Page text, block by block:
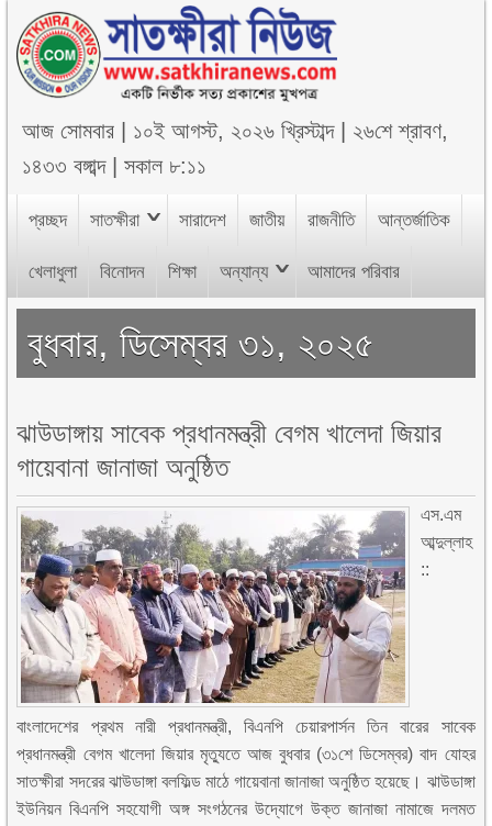
আজসোমবার ১০ই আগস্ট, ২০২৬ খ্রিস্টাব্দ| ২৬শে শ্রাবণ,
১৪৩৩ বঙ্গাব্দ|সকাল ৮:১১
প্রচ্ছদ সাতক্ষীরা সারাদেশ জাতীয় রাজনীতি আন্তর্জাতিক
খেলাধুলা বিনোদন শিক্ষা অন্যান্য আমাদের পরিবার
বুধবার, ডিসেম্বর ৩১, ২০২৫
ঝাউডাঙ্গায় সাবেক প্রধানমন্ত্রী বেগম খালেদা জিয়ার
গায়েবানা জানাজা অনুষ্ঠিত
এস.এম
আব্দুল্লাহ
::
বাংলাদেশের প্রথম নারী প্রধানমন্ত্রী, বিএনপি চেয়ারপার্সন তিন বারের সাবেক
প্রধানমন্ত্রী বেগম খালেদা জিয়ার মৃত্যুতে আজ বুধবার (৩১শে ডিসেম্বর) বাদ যোহর
সাতক্ষীরা সদরের ঝাউডাঙ্গা বলফিল্ড মাঠে গায়েবানা জানাজা অনুষ্ঠিত হয়েছে। ঝাউডাঙ্গা
ইউনিয়ন বিএনপি সহযোগী অঙ্গ সংগঠনের উদ্যোগে উক্ত জানাজা নামাজে দলমত